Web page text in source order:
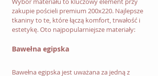
zakupie pościeli premium 200x220. Najlepsze
tkaniny to te, które łączą komfort, trwałość i
estetykę. Oto najpopularniejsze materiały:
Bawełna egipska
Bawełna egipska jest uważana za jedną z